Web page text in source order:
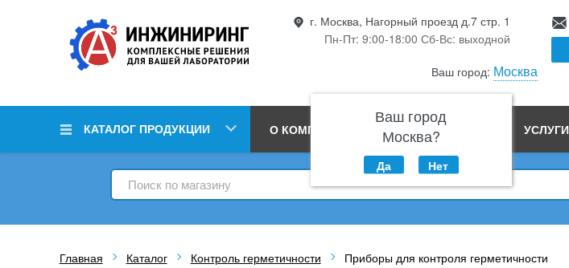
г. Москва, Нагорный проезд д.7 стр. 1
Пн-Пт: 9:00-18:00 Сб-Вс: выходной
Ваш город: Москва
Ваш город
Москва?
Да Нет
КАТАЛОГ ПРОДУКЦИИ О КОМПАНИИ ПРОИЗВОДСТВО УСЛУГИ
Главная Каталог Контроль герметичности Приборы для контроля герметичности